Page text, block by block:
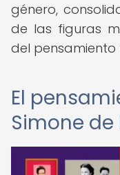
género,
de las figuras
del pensamiento
El
Simone